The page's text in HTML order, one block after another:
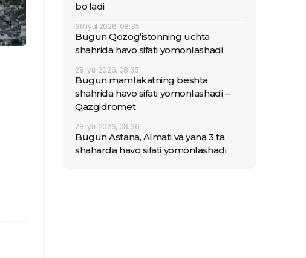
bo‘ladi
30 iyul 2026, 08:35
Bugun Qozog‘istonning uchta
shahrida havo sifati yomonlashadi
29 iyul 2026, 08:35
Bugun mamlakatning beshta
shahrida havo sifati yomonlashadi –
Qazgidromet
28 iyul 2026, 08:36
Bugun Astana, Almati va yana 3 ta
shaharda havo sifati yomonlashadi